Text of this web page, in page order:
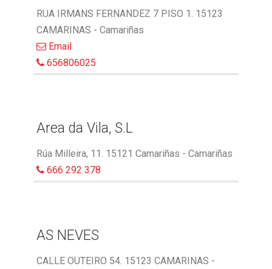
RUA IRMANS FERNANDEZ 7 PISO 1. 15123
CAMARINAS - Camariñas
Email
656806025
Area da Vila, S.L
Rúa Milleira, 11. 15121 Camariñas - Camariñas
666 292 378
AS NEVES
CALLE OUTEIRO 54. 15123 CAMARINAS -